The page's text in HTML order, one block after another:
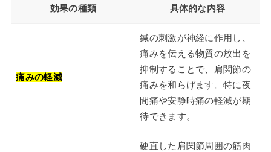
効果の種類 具体的な内容
痛みの軽減
鍼の刺激が神経に作用し、
痛みを伝える物質の放出を
抑制することで、肩関節の
痛みを和らげます。特に夜
間痛や安静時痛の軽減が期
待できます。
硬直した肩関節周囲の筋肉